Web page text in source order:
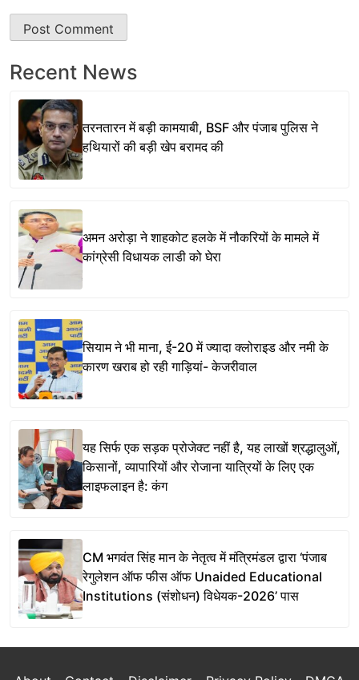
Recent News
तरनतारन में बड़ी कामयाबी, BSF और पंजाब पुलिस ने
हथियारों की बड़ी खेप बरामद की
अमन अरोड़ा ने शाहकोट हलके में नौकरियों के मामले में
कांग्रेसी विधायक लाडी को घेरा
सियाम ने भी माना, ई-20 में ज्यादा क्लोराइड और नमी के
कारण खराब हो रही गाड़ियां- केजरीवाल
यह सिर्फ एक सड़क प्रोजेक्ट नहीं है, यह लाखों श्रद्धालुओं,
किसानों, व्यापारियों और रोजाना यात्रियों के लिए एक
लाइफलाइन है: कंग
CM भगवंत सिंह मान के नेतृत्व में मंत्रिमंडल द्वारा ‘पंजाब
रेगुलेशन ऑफ फीस ऑफ Unaided Educational
Institutions (संशोधन) विधेयक-2026’ पास